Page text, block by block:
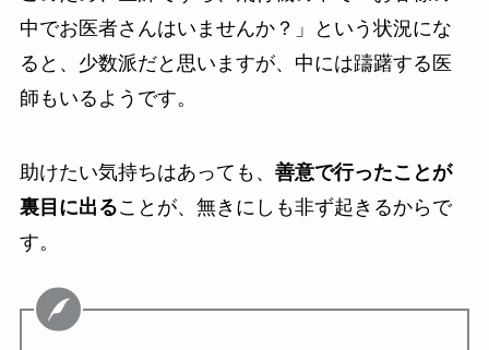
中でお医者さんはいませんか？」という状況にな
ると、少数派だと思いますが、中には躊躇する医
師もいるようです。
助けたい気持ちはあっても、 善意で行ったことが
裏目に出ることが、無きにしも非ず起きるからで
す。